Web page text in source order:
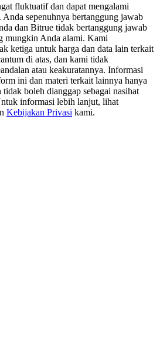
10% APR
| Daily Rewards
6.5% APR
fluktuatif dan dapat mengalami
sepenuhnya bertanggung jawab
dan Bitrue tidak bertanggung jawab
mungkin Anda alami. Kami
ketiga untuk harga dan data lain terkait
di atas, dan kami tidak
atau keakuratannya. Informasi
ini dan materi terkait lainnya hanya
boleh dianggap sebagai nasihat
informasi lebih lanjut, lihat
Kebijakan Privasi kami.